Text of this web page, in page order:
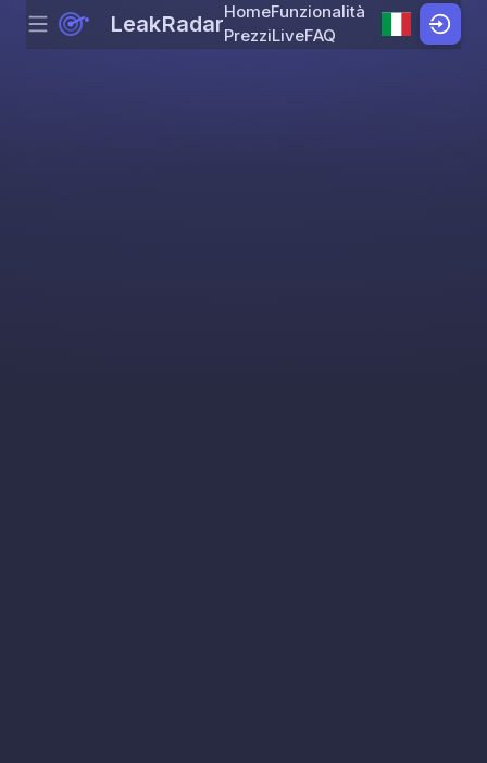
Skip to content
Menu LeakRadarHomeFunzionalità
PrezziLiveFAQ